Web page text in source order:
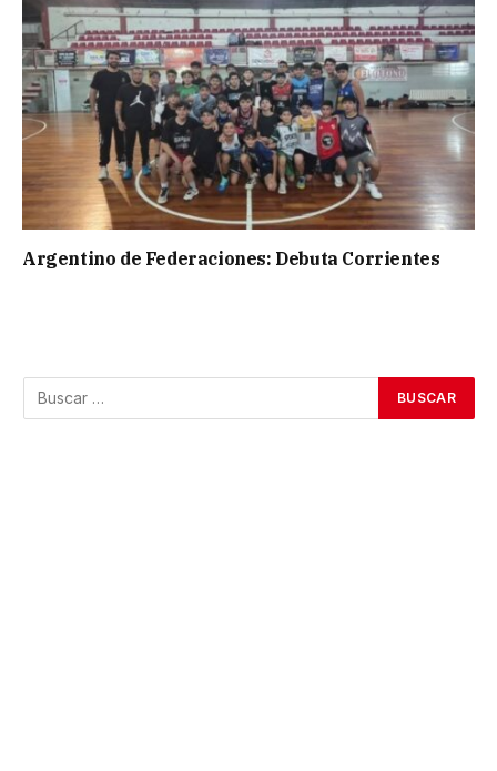
Argentino de Federaciones: Debuta Corrientes